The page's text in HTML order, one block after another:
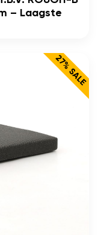
– Laagste
27% SALE